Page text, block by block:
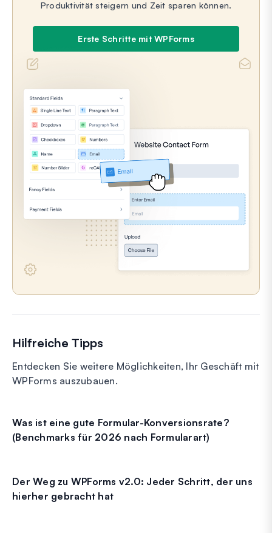
Produktivität steigern und Zeit sparen können.
Erste Schritte mit WPForms
Hilfreiche Tipps
Entdecken Sie weitere Möglichkeiten, Ihr Geschäft mit
WPForms auszubauen.
Was ist eine gute Formular-Konversionsrate?
(Benchmarks für 2026 nach Formularart)
Der Weg zu WPForms v2.0: Jeder Schritt, der uns
hierher gebracht hat